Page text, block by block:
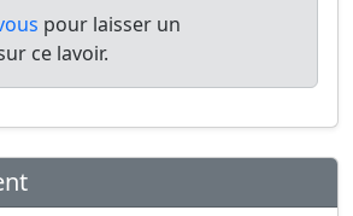
pour laisser un
ce lavoir.